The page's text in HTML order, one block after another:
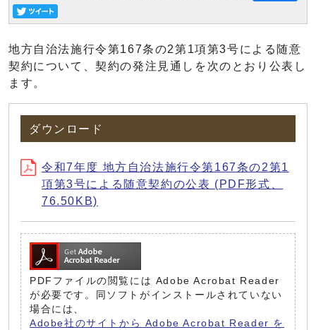
地方自治法施行令第167条の2第1項第3号による随意
契約について、契約の発注見通しを次のとおり公表し
ます。
ダウンロード
令和7年度 地方自治法施行令第167条の2第1
項第3号による随意契約の公表 (PDF形式、
76.50KB)
PDFファイルの閲覧には Adobe Acrobat Reader
が必要です。同ソフトがインストールされていない
場合には、
Adobe社のサイトから Adobe Acrobat Reader を